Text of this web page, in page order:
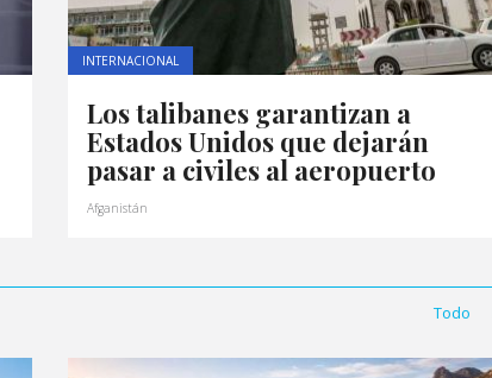
INTERNACIONAL
Los talibanes garantizan a
Estados Unidos que dejarán
pasar a civiles al aeropuerto
Afganistán
Todo